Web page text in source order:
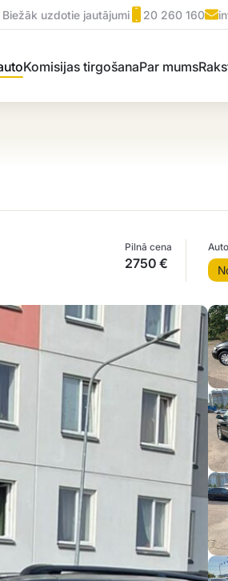
Biežāk uzdotie jautājumi 20 260 160
Komisijas tirgošanaPar mums
Pilnā cena
2750 €